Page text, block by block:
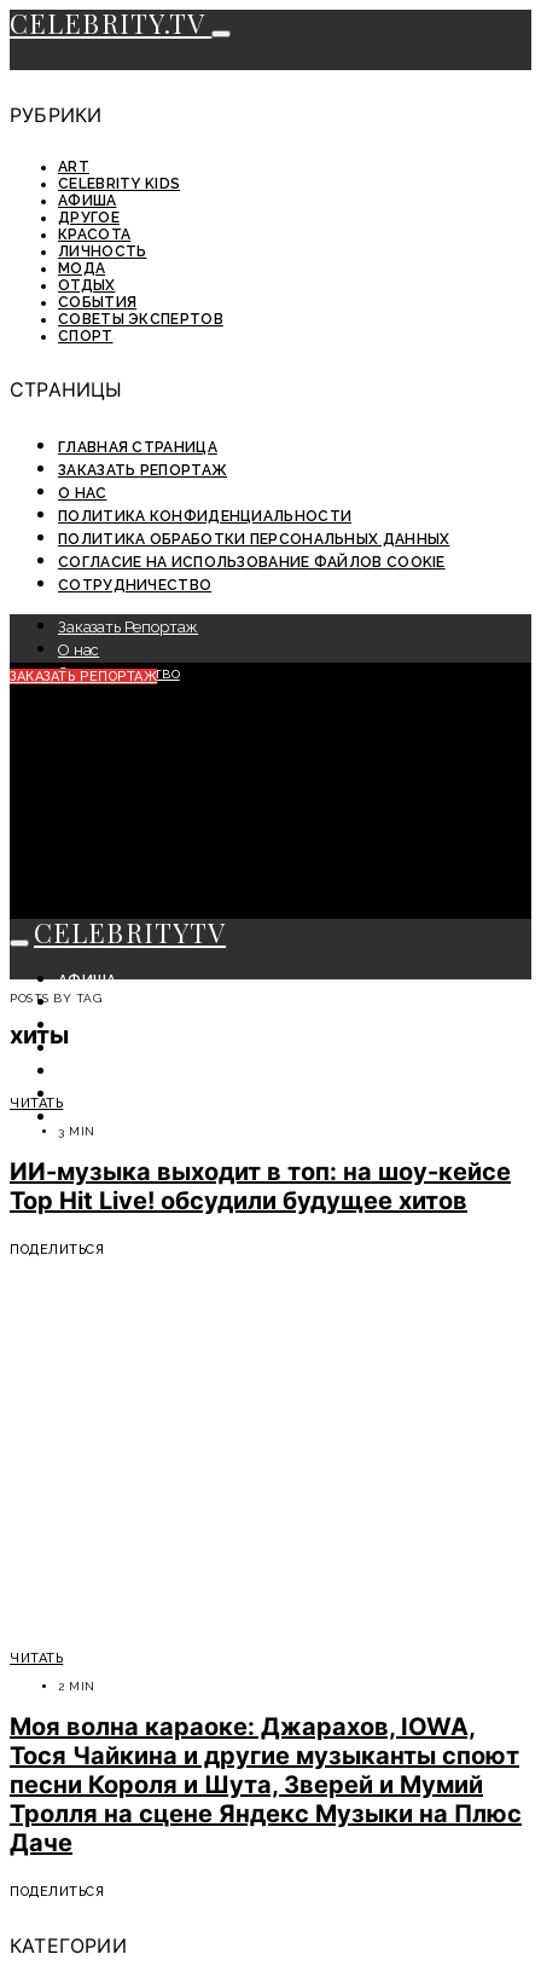
CELEBRITY.TV
РУБРИКИ
ART
CELEBRITY KIDS
АФИША
ДРУГОЕ
КРАСОТА
ЛИЧНОСТЬ
МОДА
ОТДЫХ
СОБЫТИЯ
СОВЕТЫ ЭКСПЕРТОВ
СПОРТ
СТРАНИЦЫ
ГЛАВНАЯ СТРАНИЦА
ЗАКАЗАТЬ РЕПОРТАЖ
О НАС
ПОЛИТИКА КОНФИДЕНЦИАЛЬНОСТИ
ПОЛИТИКА ОБРАБОТКИ ПЕРСОНАЛЬНЫХ ДАННЫХ
СОГЛАСИЕ НА ИСПОЛЬЗОВАНИЕ ФАЙЛОВ COOKIE
СОТРУДНИЧЕСТВО
Заказать Репортаж
О нас
Сотрудничество
ЗАКАЗАТЬ РЕПОРТАЖ
CELEBRITYTV
АФИША
СОБЫТИЯ
КРАСОТА
МОДА
POSTS BY TAG
хиты
ЧИТАТЬ
3 MIN
ИИ-музыка выходит в топ: на шоу-кейсе
Top Hit Live! обсудили будущее хитов
ПОДЕЛИТЬСЯ
ЧИТАТЬ
2 MIN
Моя волна караоке: Джарахов, IOWA,
Тося Чайкина и другие музыканты споют
песни Короля и Шута, Зверей и Мумий
Тролля на сцене Яндекс Музыки на Плюс
Даче
ПОДЕЛИТЬСЯ
КАТЕГОРИИ